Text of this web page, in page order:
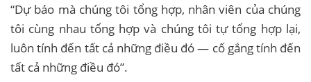
“Dự báo mà chúng tôi tổng hợp, nhân viên của chúng
tôi cùng nhau tổng hợp và chúng tôi tự tổng hợp lại,
luôn tính đến tất cả những điều đó — cố gắng tính đến
tất cả những điều đó”.